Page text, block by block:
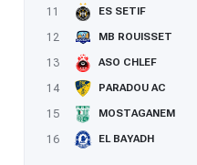
11
ES SETIF
12
MB ROUISSET
13
ASO CHLEF
14
PARADOU AC
15
MOSTAGANEM
16
EL BAYADH